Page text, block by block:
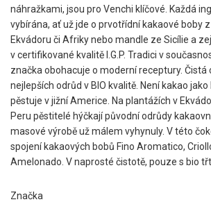
náhražkami, jsou pro Venchi klíčové. Každá
vybírána, ať už jde o prvotřídní kakaové boby
Ekvádoru či Afriky nebo mandle ze Sicílie a
v certifikované kvalitě I.G.P. Tradici v
značka obohacuje o moderní receptury. Čistá
nejlepších odrůd v BIO kvalitě. Není kakao
pěstuje v jižní Americe. Na plantážích v
Peru pěstitelé hýčkají původní odrůdy
masové výrobě už málem vyhynuly. V této
spojení kakaových bobů Fino Aromatico,
Amelonado. V naprosté čistotě, pouze s bio
Značka